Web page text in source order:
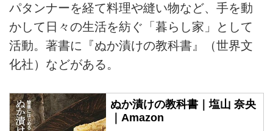
パタンナーを経て料理や縫い物など、手を動
かして日々の生活を紡ぐ「暮らし家」として
活動。著書に『ぬか漬けの教科書』（世界文
化社）などがある。
ぬか漬けの教科書｜塩山 奈央
｜Amazon